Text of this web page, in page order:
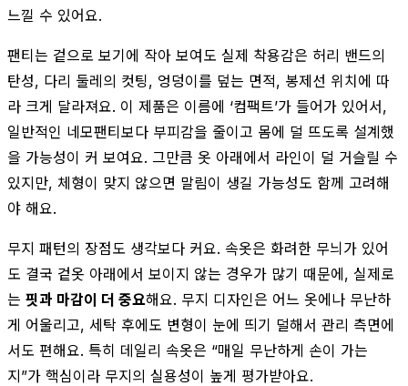
느낄 수 있어요.
팬티는 겉으로 보기에 작아 보여도 실제 착용감은 허리 밴드의
탄성, 다리 둘레의 컷팅, 엉덩이를 덮는 면적, 봉제선 위치에 따
라 크게 달라져요. 이 제품은 이름에 ‘컴팩트’가 들어가 있어서,
일반적인 네모팬티보다 부피감을 줄이고 몸에 덜 뜨도록 설계했
을 가능성이 커 보여요. 그만큼 옷 아래에서 라인이 덜 거슬릴 수
있지만, 체형이 맞지 않으면 말림이 생길 가능성도 함께 고려해
야 해요.
무지 패턴의 장점도 생각보다 커요. 속옷은 화려한 무늬가 있어
도 결국 겉옷 아래에서 보이지 않는 경우가 많기 때문에, 실제로
는 핏과 마감이 더 중요해요. 무지 디자인은 어느 옷에나 무난하
게 어울리고, 세탁 후에도 변형이 눈에 띄기 덜해서 관리 측면에
서도 편해요. 특히 데일리 속옷은 “매일 무난하게 손이 가는
지”가 핵심이라 무지의 실용성이 높게 평가받아요.